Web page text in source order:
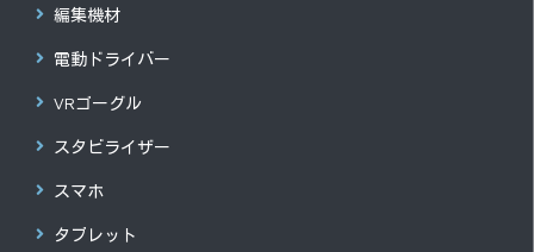
編集機材
電動ドライバー
VRゴーグル
スタビライザー
スマホ
タブレット